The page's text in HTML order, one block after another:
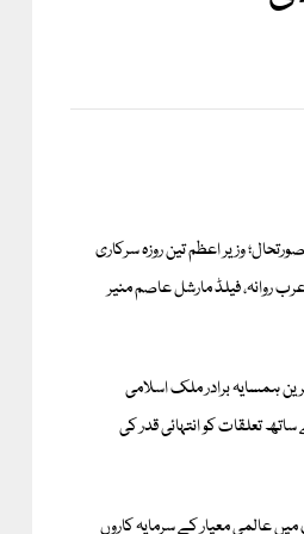
وزیر اعظم تین روزہ سرکاری
روانہ، فیلڈ مارشل عاصم منیر
ہمسایہ برادر ملک اسلامی
تعلقات کو انتہائی قدر کی
عالمی معیار کے سرمایہ کاروں